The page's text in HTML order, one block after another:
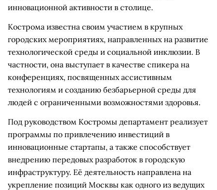
инновационной активности в столице.
Кострома известна своим участием в крупных
городских мероприятиях, направленных на развитие
технологической среды и социальной инклюзии. В
частности, она выступает в качестве спикера на
конференциях, посвященных ассистивным
технологиям и созданию безбарьерной среды для
людей с ограниченными возможностями здоровья.
Под руководством Костромы департамент реализует
программы по привлечению инвестиций в
инновационные стартапы, а также способствует
внедрению передовых разработок в городскую
инфраструктуру. Её деятельность направлена на
укрепление позиций Москвы как одного из ведущих